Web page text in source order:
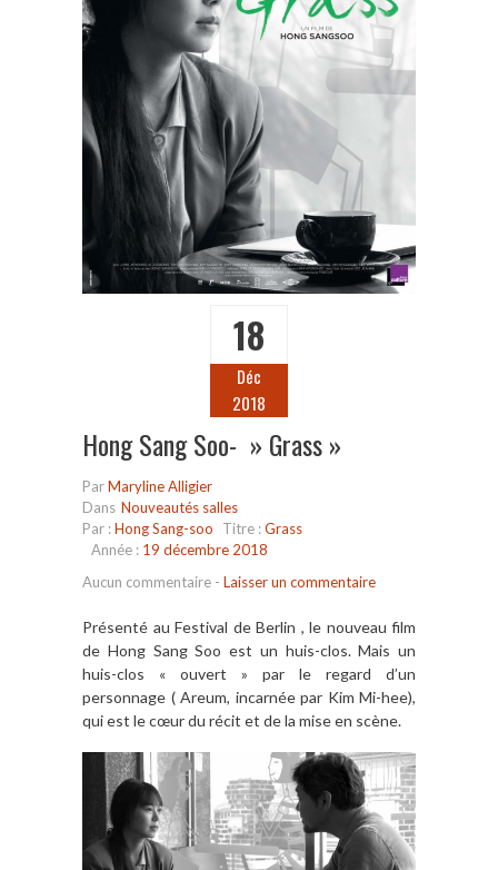
18
Déc
2018
Hong Sang Soo- » Grass »
ParMaryline Alligier
Dans Nouveautés salles
Par :Hong Sang-soo Titre :Grass
Année : 19 décembre 2018
Aucun commentaire - Laisser un commentaire
Présenté au Festival de Berlin , le nouveau film
de Hong Sang Soo est un huis-clos. Mais un
huis-clos « ouvert » par le regard d’un
personnage ( Areum, incarnée par Kim Mi-hee),
qui est le cœur du récit et de la mise en scène.